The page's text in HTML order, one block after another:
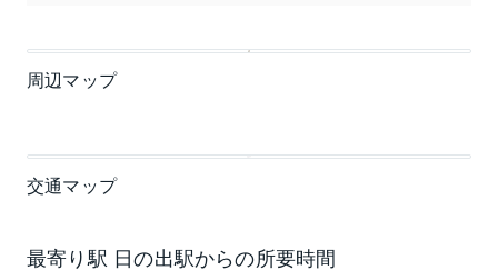
周辺マップ
交通マップ
最寄り駅 日の出駅からの所要時間